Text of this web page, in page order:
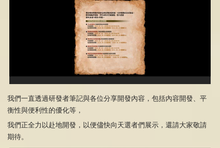
我們一直透過研發者筆記與各位分享開發內容，包括內容開發、平
衡性與便利性的優化等，
我們正全力以赴地開發，以便儘快向天選者們展示，還請大家敬請
期待。